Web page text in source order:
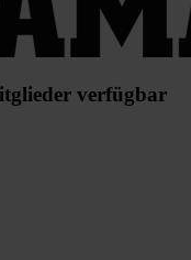
verfügbar